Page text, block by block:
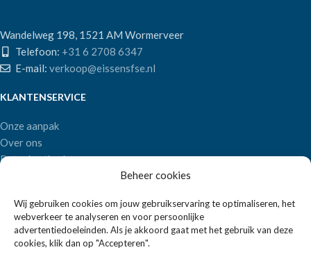
Beheer cookies
Wij gebruiken cookies om jouw gebruikservaring te optimaliseren, het
webverkeer te analyseren en voor persoonlijke
advertentiedoeleinden. Als je akkoord gaat met het gebruik van deze
cookies, klik dan op "Accepteren".
Wandelweg 198, 1521 AM Wormerveer
Telefoon: +31 6 2708 6347
E-mail: verkoop@eissensfse.nl
KLANTENSERVICE
Onze aanpak
Over ons
Betaalmethoden
POPULAIRE MERKEN
APS Germany